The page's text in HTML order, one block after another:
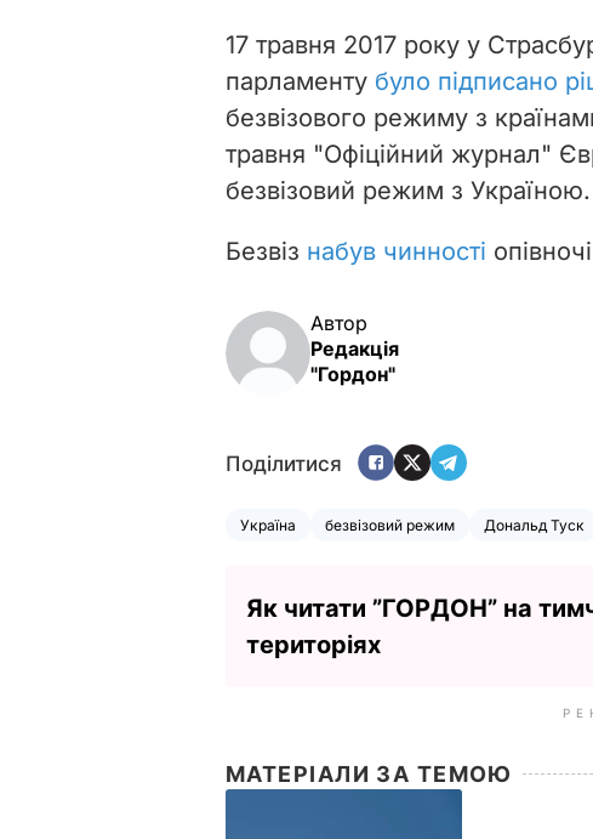
17 травня 2017 року у
парламенту було підписано
безвізового режиму з
травня "Офіційний журнал"
безвізовий режим з Україною.
Безвіз набув чинності
Автор
Редакція
"Гордон"
Поділитися
Україна безвізовий режим Дональд Туск
Як читати ”ГОРДОН” на
територіях
МАТЕРІАЛИ ЗА ТЕМОЮ